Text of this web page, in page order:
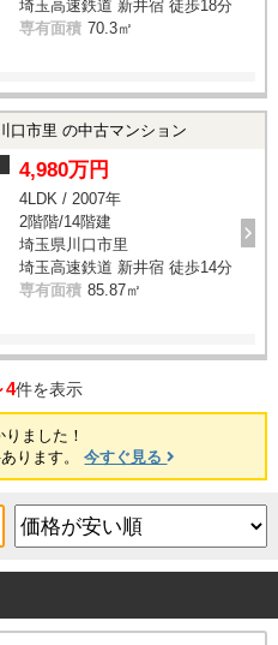
埼玉高速鉄道 新井宿 徒歩18分
専有面積 70.3㎡
口市里 の中古マンション
4,980万円
4LDK / 2007年
2階階/14階建
埼玉県川口市里
埼玉高速鉄道 新井宿 徒歩14分
専有面積 85.87㎡
4件を表示
りました！
ります。今すぐ見る